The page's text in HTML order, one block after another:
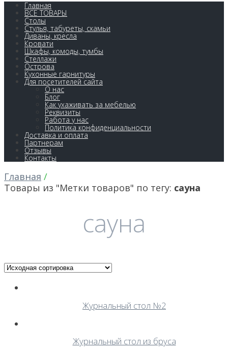
Главная
ВСЕ ТОВАРЫ
Столы
Стулья, табуреты, скамьи
Диваны, кресла
Кровати
Шкафы, комоды, тумбы
Стеллажи
Острова
Кухонные гарнитуры
Для посетителей сайта
О нас
Блог
Как ухаживать за мебелью
Реквизиты
Работа у нас
Политика конфиденциальности
Доставка и оплата
Партнерам
Отзывы
Контакты
Главная /
Товары из "Метки товаров" по тегу: сауна
сауна
Журнальный стол №2
Журнальный стол из бруса